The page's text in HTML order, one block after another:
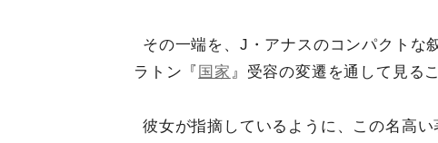
その一端を、J・アナスのコンパクトな
ラトン『 国家 』受容の変遷を通して見る
彼女が指摘しているように、この名高